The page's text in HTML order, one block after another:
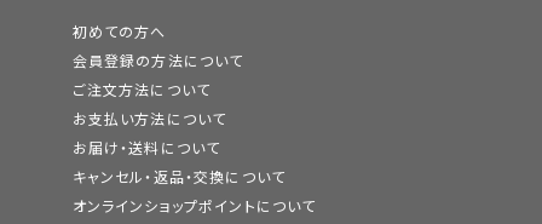
初めての方へ
会員登録の方法について
ご注文方法について
お支払い方法について
お届け・送料について
キャンセル・返品・交換について
オンラインショップポイントについて